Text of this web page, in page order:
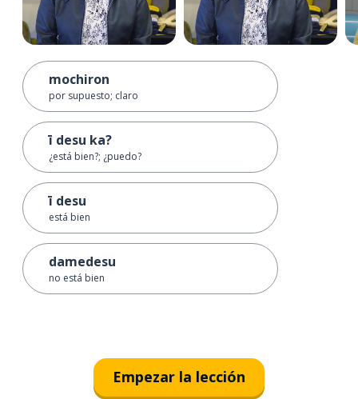
mochiron
por supuesto; claro
ī desu ka?
¿está bien?; ¿puedo?
ī desu
está bien
damedesu
no está bien
Empezar la lección